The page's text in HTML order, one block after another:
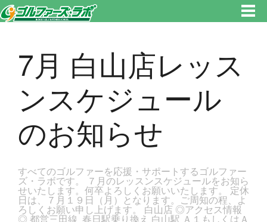
宿区、若松河田で気軽にゴルフレッスン！
7月 白山店レッス
ンスケジュール
のお知らせ
すべてのゴルファーを応援・サポートするゴルファー
ズ・ラボです。 ７月のレッスンスケジュールをお知ら
せいたします。何卒よろしくお願いいたします。 定休
日は、７月１９日（月）となります。ご周知の程、よ
ろしくお願い申し上げます。 白山店 ◎アクセス情報
◎ 都営三田線 春日駅乗り換え 白山駅 Ａ１もしくはＡ